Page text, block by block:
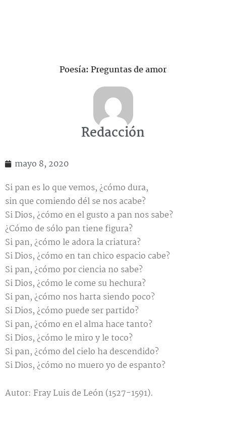
Poesía: Preguntas de amor
Redacción
mayo 8, 2020
Si pan es lo que vemos, ¿cómo dura,
sin que comiendo dél se nos acabe?
Si Dios, ¿cómo en el gusto a pan nos sabe?
¿Cómo de sólo pan tiene figura?
Si pan, ¿cómo le adora la criatura?
Si Dios, ¿cómo en tan chico espacio cabe?
Si pan, ¿cómo por ciencia no sabe?
Si Dios, ¿cómo le come su hechura?
Si pan, ¿cómo nos harta siendo poco?
Si Dios, ¿cómo puede ser partido?
Si pan, ¿cómo en el alma hace tanto?
Si Dios, ¿cómo le miro y le toco?
Si pan, ¿cómo del cielo ha descendido?
Si Dios, ¿cómo no muero yo de espanto?
Autor: Fray Luis de León (1527-1591).